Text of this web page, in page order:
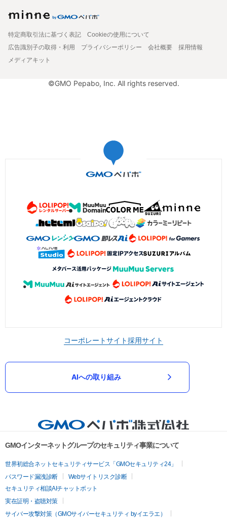
特定商取引法に基づく表記
Cookieの使用について
広告識別子の取得・利用
プライバシーポリシー 会社概要
採用情報
メディアキット
©GMO Pepabo, Inc. All rights reserved.
コーポレートサイト採用サイト
AIへの取り組み
GMOインターネットグループのセキュリティ事業について
世界初総合ネットセキュリティサービス「GMOセキュリティ24」
パスワード漏洩診断
Webサイトリスク診断
セキュリティ相談AIチャットボット
実在証明・盗聴対策
サイバー攻撃対策（GMOサイバーセキュリティ byイエラエ）